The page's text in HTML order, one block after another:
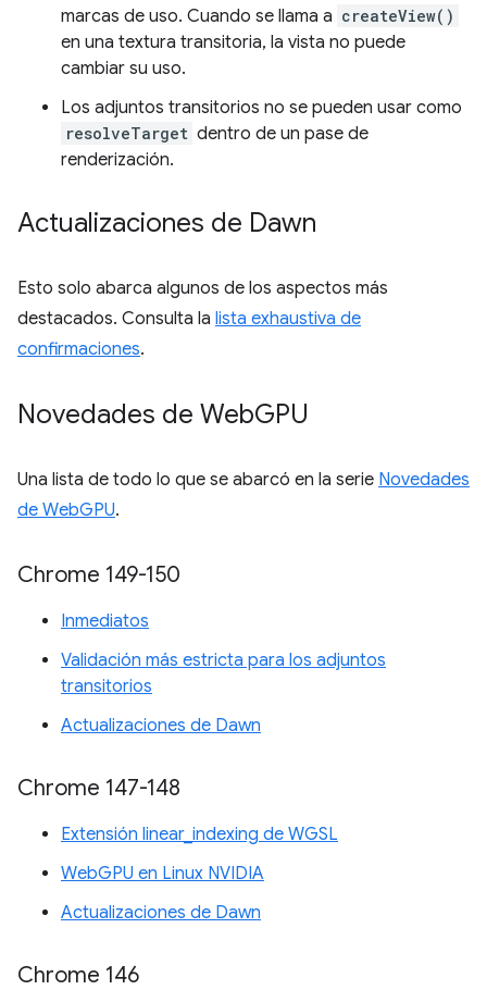
marcas de uso. Cuando se llama a createView()
en una textura transitoria, la vista no puede
cambiar su uso.
Los adjuntos transitorios no se pueden usar como
resolveTarget dentro de un pase de
renderización.
Actualizaciones de Dawn
Esto solo abarca algunos de los aspectos más
destacados. Consulta la lista exhaustiva de
confirmaciones.
Novedades de WebGPU
Una lista de todo lo que se abarcó en la serie Novedades
de WebGPU.
Chrome 149-150
Inmediatos
Validación más estricta para los adjuntos
transitorios
Actualizaciones de Dawn
Chrome 147-148
Extensión linear_indexing de WGSL
WebGPU en Linux NVIDIA
Actualizaciones de Dawn
Chrome 146